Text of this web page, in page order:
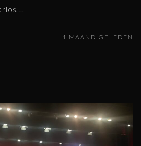
…
1 MAAND GELEDEN